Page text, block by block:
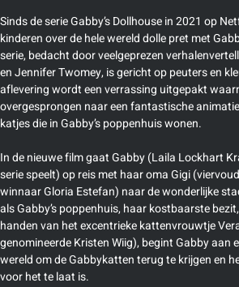
Sinds de serie Gabby’s Dollhouse in 2021 op
kinderen over de hele wereld dolle pret met
serie, bedacht door veelgeprezen
en Jennifer Twomey, is gericht op peuters en
aflevering wordt een verrassing uitgepakt
overgesprongen naar een fantastische
katjes die in Gabby’s poppenhuis wonen.
In de nieuwe film gaat Gabby (Laila Lockhart
serie speelt) op reis met haar oma Gigi
winnaar Gloria Estefan) naar de wonderlijke
als Gabby’s poppenhuis, haar kostbaarste
handen van het excentrieke kattenvrouwtje
genomineerde Kristen Wiig), begint Gabby aan
wereld om de Gabbykatten terug te krijgen en
voor het te laat is.